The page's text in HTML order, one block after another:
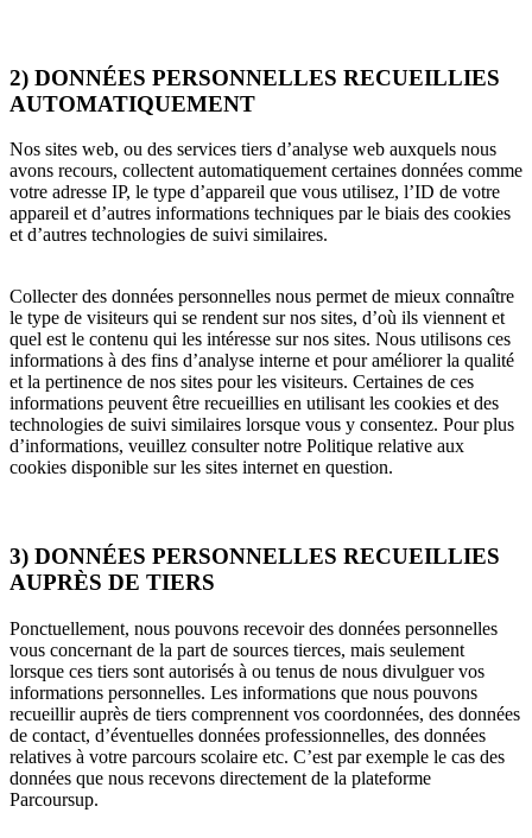
2) DONNÉES PERSONNELLES RECUEILLIES
AUTOMATIQUEMENT
Nos sites web, ou des services tiers d’analyse web auxquels nous
avons recours, collectent automatiquement certaines données comme
votre adresse IP, le type d’appareil que vous utilisez, l’ID de votre
appareil et d’autres informations techniques par le biais des cookies
et d’autres technologies de suivi similaires.
Collecter des données personnelles nous permet de mieux connaître
le type de visiteurs qui se rendent sur nos sites, d’où ils viennent et
quel est le contenu qui les intéresse sur nos sites. Nous utilisons ces
informations à des fins d’analyse interne et pour améliorer la qualité
et la pertinence de nos sites pour les visiteurs. Certaines de ces
informations peuvent être recueillies en utilisant les cookies et des
technologies de suivi similaires lorsque vous y consentez. Pour plus
d’informations, veuillez consulter notre Politique relative aux
cookies disponible sur les sites internet en question.
3) DONNÉES PERSONNELLES RECUEILLIES
AUPRÈS DE TIERS
Ponctuellement, nous pouvons recevoir des données personnelles
vous concernant de la part de sources tierces, mais seulement
lorsque ces tiers sont autorisés à ou tenus de nous divulguer vos
informations personnelles. Les informations que nous pouvons
recueillir auprès de tiers comprennent vos coordonnées, des données
de contact, d’éventuelles données professionnelles, des données
relatives à votre parcours scolaire etc. C’est par exemple le cas des
données que nous recevons directement de la plateforme
Parcoursup.